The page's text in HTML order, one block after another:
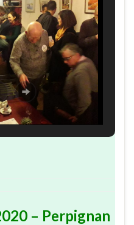
– Perpignan